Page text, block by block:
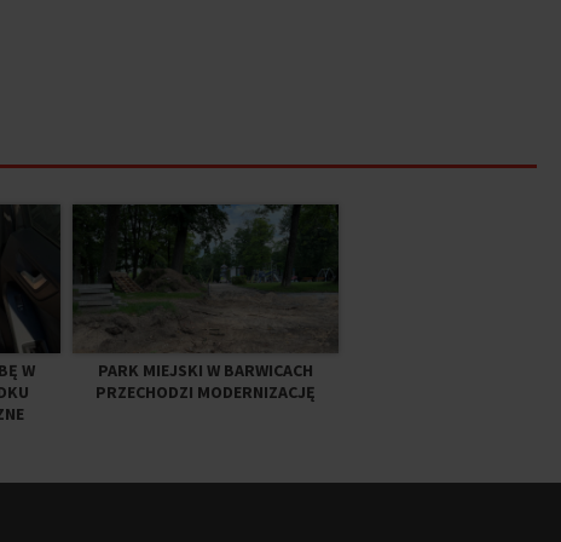
W
PARK MIEJSKI W BARWICACH
PRZECHODZI MODERNIZACJĘ